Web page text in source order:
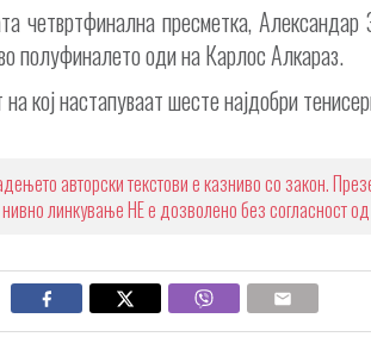
четвртфинална пресметка,
полуфиналето оди на Карлос Алкараз.
на кој настапуваат шесте најдобри
авторски текстови е казниво со закон.
линкување НЕ е дозволено без согласност